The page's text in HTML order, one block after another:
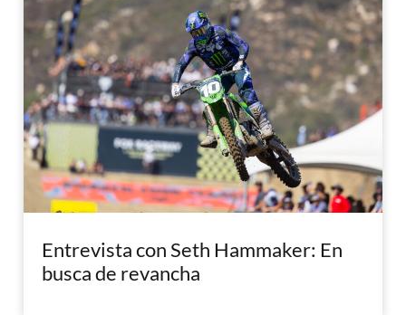
Entrevista con Seth Hammaker: En
busca de revancha